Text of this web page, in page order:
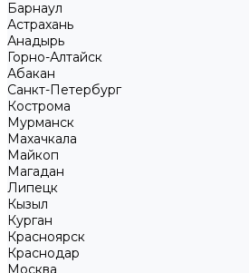
Барнаул
Астрахань
Анадырь
Горно-Алтайск
Абакан
Санкт-Петербург
Кострома
Мурманск
Махачкала
Майкоп
Магадан
Липецк
Кызыл
Курган
Красноярск
Краснодар
Москва